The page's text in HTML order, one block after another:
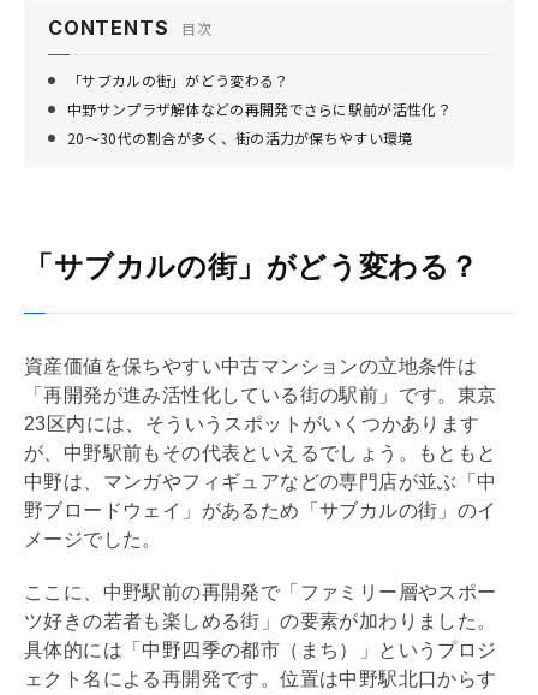
CONTENTS 目次
「サブカルの街」がどう変わる？
中野サンプラザ解体などの再開発でさらに駅前が活性化？
20～30代の割合が多く、街の活力が保ちやすい環境
「サブカルの街」がどう変わる？
資産価値を保ちやすい中古マンションの立地条件は
「再開発が進み活性化している街の駅前」です。東京
23区内には、そういうスポットがいくつかあります
が、中野駅前もその代表といえるでしょう。もともと
中野は、マンガやフィギュアなどの専門店が並ぶ「中
野ブロードウェイ」があるため「サブカルの街」のイ
メージでした。
ここに、中野駅前の再開発で「ファミリー層やスポー
ツ好きの若者も楽しめる街」の要素が加わりました。
具体的には「中野四季の都市（まち）」というプロジ
ェクト名による再開発です。位置は中野駅北口からす